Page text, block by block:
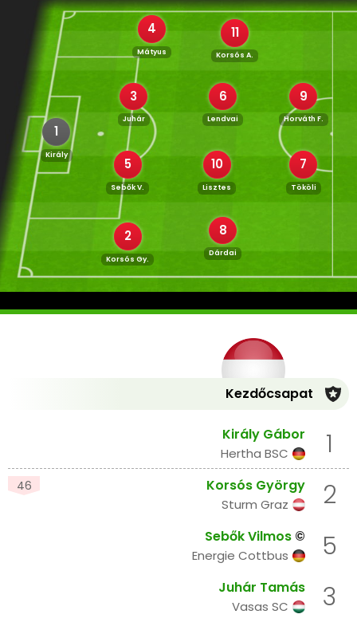
1
Király
2
Korsós Gy.
5
Sebők V.
3
Juhár
4
Mátyus
8
Dárdai
10
Lisztes
6
Lendvai
11
Korsós A.
7
Tököli
9
Horváth F.
Kezdőcsapat
1
Király Gábor
Hertha BSC
2
Korsós György
46
Sturm Graz
5
Sebők Vilmos ©
Energie Cottbus
3
Juhár Tamás
Vasas SC